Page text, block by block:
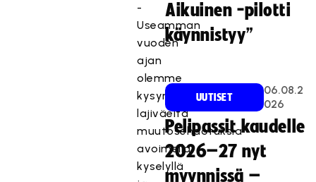
-
Useamman
vuoden
ajan
olemme
kysyneet
lajiväeltä
muutosehdotuksia
avoimella
kyselyllä
Aikuinen -pilotti
käynnistyy”
UUTISET
06.08.2
026
Pelipassit kaudelle
2026–27 nyt
myynnissä –